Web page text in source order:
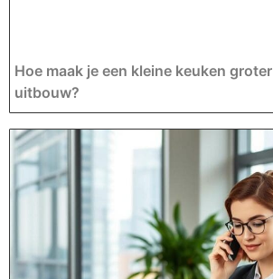
Hoe maak je een kleine keuken
uitbouw?